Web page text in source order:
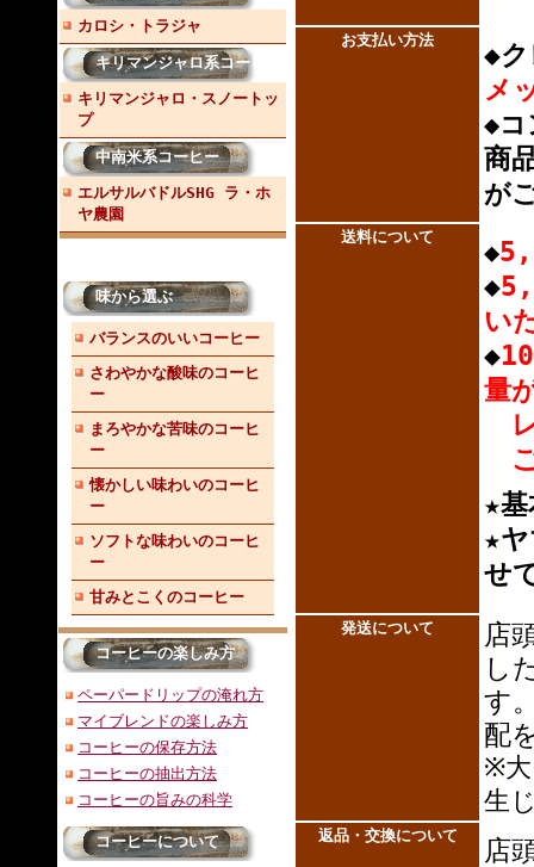
カロシ・トラジャ
キリマンジャロ系コーヒー
キリマンジャロ・スノートッ
プ
中南米系コーヒー
エルサルバドルSHG ラ・ホ
ヤ農園
味から選ぶ
バランスのいいコーヒー
さわやかな酸味のコーヒ
ー
まろやかな苦味のコーヒ
ー
懐かしい味わいのコーヒ
ー
ソフトな味わいのコーヒ
ー
甘みとこくのコーヒー
コーヒーの楽しみ方
ペーパードリップの淹れ方
マイブレンドの楽しみ方
コーヒーの保存方法
コーヒーの抽出方法
コーヒーの旨みの科学
コーヒーについて
お支払い方法
◆
メ
◆コ
商
が
送料について
◆
◆
い
◆
量
★
★
せ
発送について
店
し
す
配
※大
生
返品・交換について
店